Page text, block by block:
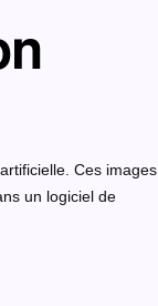
Ces images,
un logiciel de